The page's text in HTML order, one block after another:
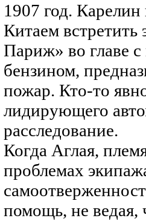
1907 год.
Китаем
Париж» во главе с
бензином,
пожар. Кто-то
лидирующего
расследование.
Когда Аглая,
проблемах
помощь, не ведая,